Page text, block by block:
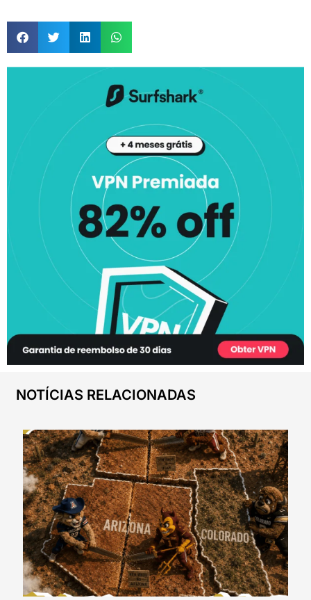
NOTÍCIAS RELACIONADAS